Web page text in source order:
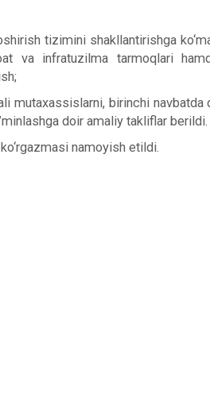
tizimini shakllantirishga
va infratuzilma tarmoqlari
mutaxassislarni, birinchi navbatda
doir amaliy takliflar berildi.
namoyish etildi.